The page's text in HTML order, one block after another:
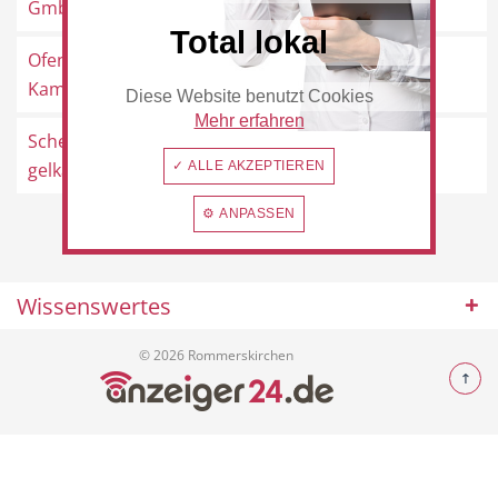
Beauty & Wellness Auto
Handwerk Sport & Freizeit
Dienstleistungen
GmbH
Rommerskirchen
Ofenstudio Lugt -
Kaminöfen und ...
Schillerstraße 6, 41569
Rommerskirchen
Schenk,
gelkamine.de
Rommerskirchen
Wissenswertes
© 2026 Rommerskirchen
Total lokal
Diese Website benutzt Cookies
Mehr erfahren
✓ ALLE AKZEPTIEREN
⚙ ANPASSEN